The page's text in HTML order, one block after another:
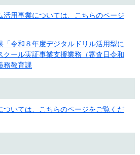
活用事業については、こちらのページ
「令和８年度デジタルドリル活用型に
クール実証事業支援業務（審査日令和
務教育課
ついては、こちらのページをご覧くだ